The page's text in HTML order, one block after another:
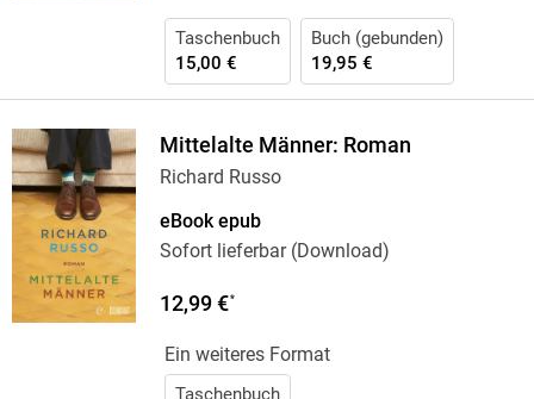
Taschenbuch
15,00 €
Buch (gebunden)
19,95 €
Mittelalte Männer: Roman
Richard Russo
eBook epub
Sofort lieferbar (Download)
12,99 €*
Ein weiteres Format
Taschenbuch